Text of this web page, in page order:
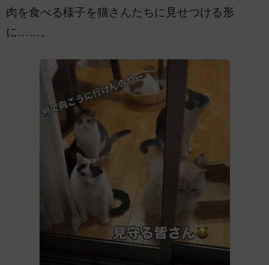
肉を食べる様子を猫さんたちに見せつける形
に……。